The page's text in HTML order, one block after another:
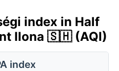
index in Half
Ilona 🇸🇭 (AQI)
index